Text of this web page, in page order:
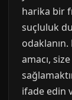
harika bir
suçluluk
odaklanın.
amacı,
ifade edin